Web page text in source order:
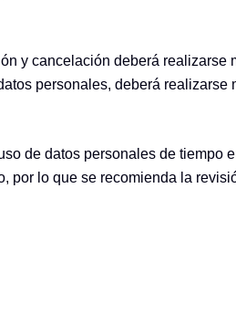
y cancelación deberá realizarse
personales, deberá
de datos personales de tiempo
lo que se recomienda la